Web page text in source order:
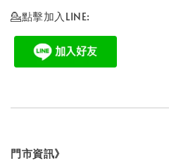
💁點擊加入LINE:
門市資訊》